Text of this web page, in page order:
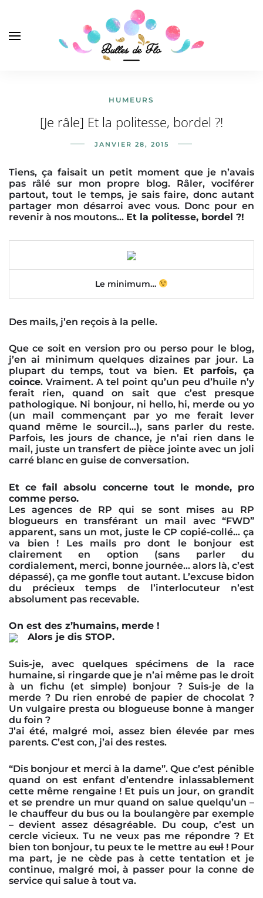
HUMEURS
[Je râle] Et la politesse, bordel ?!
JANVIER 28, 2015
Tiens, ça faisait un petit moment que je n’avais
pas râlé sur mon propre blog. Râler, vociférer
partout, tout le temps, je sais faire, donc autant
partager mon désarroi avec vous. Donc pour en
revenir à nos moutons… Et la politesse, bordel ?!
Le minimum…
Des mails, j’en reçois à la pelle.
Que ce soit en version pro ou perso pour le blog,
j’en ai minimum quelques dizaines par jour. La
plupart du temps, tout va bien. Et parfois, ça
coince. Vraiment. A tel point qu’un peu d’huile n’y
ferait rien, quand on sait que c’est presque
pathologique. Ni bonjour, ni hello, hi, merde ou yo
(un mail commençant par yo me ferait lever
quand même le sourcil…), sans parler du reste.
Parfois, les jours de chance, je n’ai rien dans le
mail, juste un transfert de pièce jointe avec un joli
carré blanc en guise de conversation.
Et ce fail absolu concerne tout le monde, pro
comme perso.
Les agences de RP qui se sont mises au RP
blogueurs en transférant un mail avec “FWD”
apparent, sans un mot, juste le CP copié-collé… ça
va bien ! Les mails pro dont le bonjour est
clairement en option (sans parler du
cordialement, merci, bonne journée… alors là, c’est
dépassé), ça me gonfle tout autant. L’excuse bidon
du précieux temps de l’interlocuteur n’est
absolument pas recevable.
On est des z’humains, merde !
Alors je dis STOP.
Suis-je, avec quelques spécimens de la race
humaine, si ringarde que je n’ai même pas le droit
à un fichu (et simple) bonjour ? Suis-je de la
merde ? Du rien enrobé de papier de chocolat ?
Un vulgaire presta ou blogueuse bonne à manger
du foin ?
J’ai été, malgré moi, assez bien élevée par mes
parents. C’est con, j’ai des restes.
“Dis bonjour et merci à la dame”. Que c’est pénible
quand on est enfant d’entendre inlassablement
cette même rengaine ! Et puis un jour, on grandit
et se prendre un mur quand on salue quelqu’un –
le chauffeur du bus ou la boulangère par exemple
– devient assez désagréable. Du coup, c’est un
cercle vicieux. Tu ne veux pas me répondre ? Et
bien ton bonjour, tu peux te le mettre aucul! Pour
ma part, je ne cède pas à cette tentation et je
continue, malgré moi, à passer pour la conne de
service qui salue à tout va.